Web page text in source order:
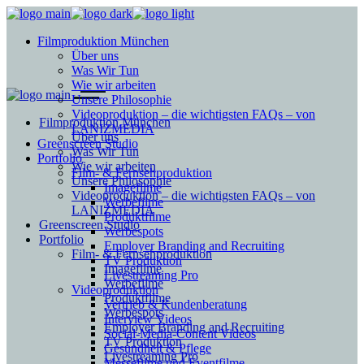
Filmproduktion München
Über uns
Was Wir Tun
Wie wir arbeiten
Unsere Philosophie
Videoproduktion – die wichtigsten FAQs – von
LANIZMEDIA
Greenscreen Studio
Portfolio
Film- & Fernsehproduktion
Imagefilme
Werbefilme
Produktfilme
Werbespots
Employer Branding and Recruiting
TV Produktion
Livestreaming Pro
Videoproduktion
Vertrieb & Kundenberatung
Interview Videos
Social-Media-Content Videos
Gesundheit & Pflege
Filmproduktion München
Über uns
Was Wir Tun
Wie wir arbeiten
Unsere Philosophie
Videoproduktion – die wichtigsten FAQs – von
LANIZMEDIA
Greenscreen Studio
Portfolio
Film- & Fernsehproduktion
Imagefilme
Werbefilme
Produktfilme
Werbespots
Employer Branding and Recruiting
TV Produktion
Livestreaming Pro